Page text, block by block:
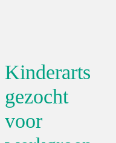
Kinderarts
gezocht
voor